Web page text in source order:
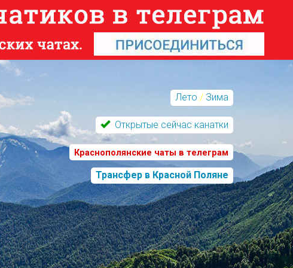
Лето / Зима
Открытые сейчас канатки
Краснополянские чаты в телеграм
Трансфер в Красной Поляне